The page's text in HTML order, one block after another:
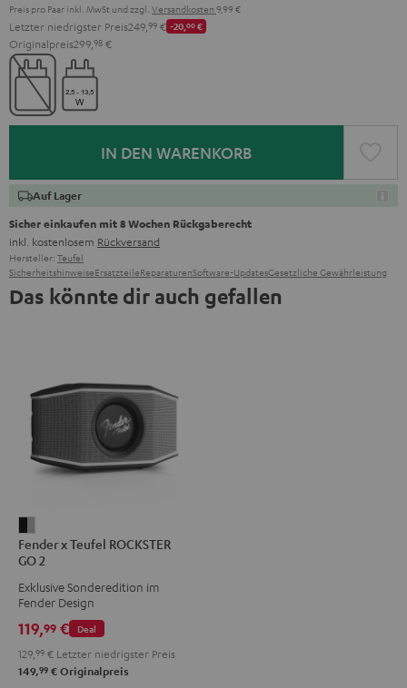
Preis pro Paar inkl. MwSt und zzgl. Versandkosten 9,99 €
Letzter niedrigster Preis249, 99 € -20,00€
Originalpreis299, 98 €
IN DEN WARENKORB
Auf Lager
Sicher einkaufen mit 8 Wochen Rückgaberecht
inkl. kostenlosem Rückversand
Hersteller: Teufel
SicherheitshinweiseErsatzteileReparaturenSoftware-UpdatesGesetzliche Gewährleistung
Das könnte dir auch gefallen
x
Teufel
ROCKSTER
2
Black
&
Fender x Teufel ROCKSTER
GO 2
Exklusive Sonderedition im
Fender Design
Deal
119,99 €
129, 99 € Letzter niedrigster Preis
149,99 € Originalpreis